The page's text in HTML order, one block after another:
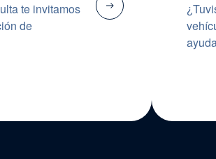
te invitamos
de